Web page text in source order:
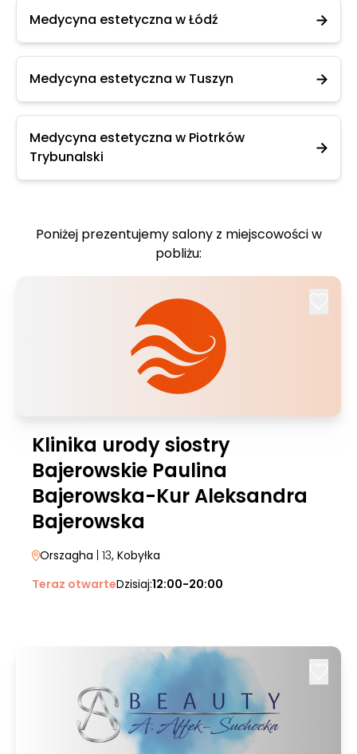
Medycyna estetyczna w Łódź
Medycyna estetyczna w Tuszyn
Medycyna estetyczna w Piotrków
Trybunalski
Poniżej prezentujemy salony z miejscowości w
pobliżu:
Klinika urody siostry
Bajerowskie Paulina
Bajerowska-Kur Aleksandra
Bajerowska
Orszagha | 13, Kobyłka
Teraz otwarteDzisiaj:12:00-20:00